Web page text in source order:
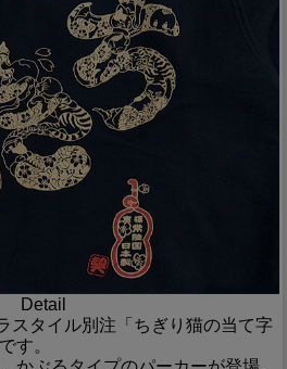
Detail
スタイル別注「ちぎり猫の当て字
す。